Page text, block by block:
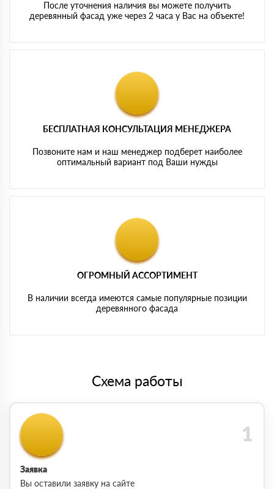
После уточнения наличия вы можете получить
деревянный фасад уже через 2 часа у Вас на объекте!
БЕСПЛАТНАЯ КОНСУЛЬТАЦИЯ МЕНЕДЖЕРА
Позвоните нам и наш менеджер подберет наиболее
оптимальный вариант под Ваши нужды
ОГРОМНЫЙ АССОРТИМЕНТ
В наличии всегда имеются самые популярные позиции
деревянного фасада
Схема работы
Заявка
Вы оставили заявку на сайте